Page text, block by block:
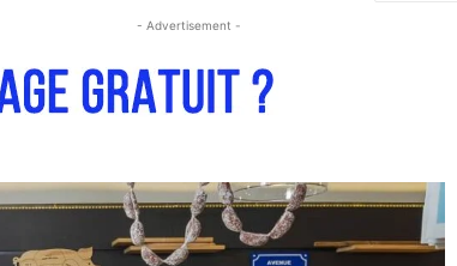
- Advertisement -